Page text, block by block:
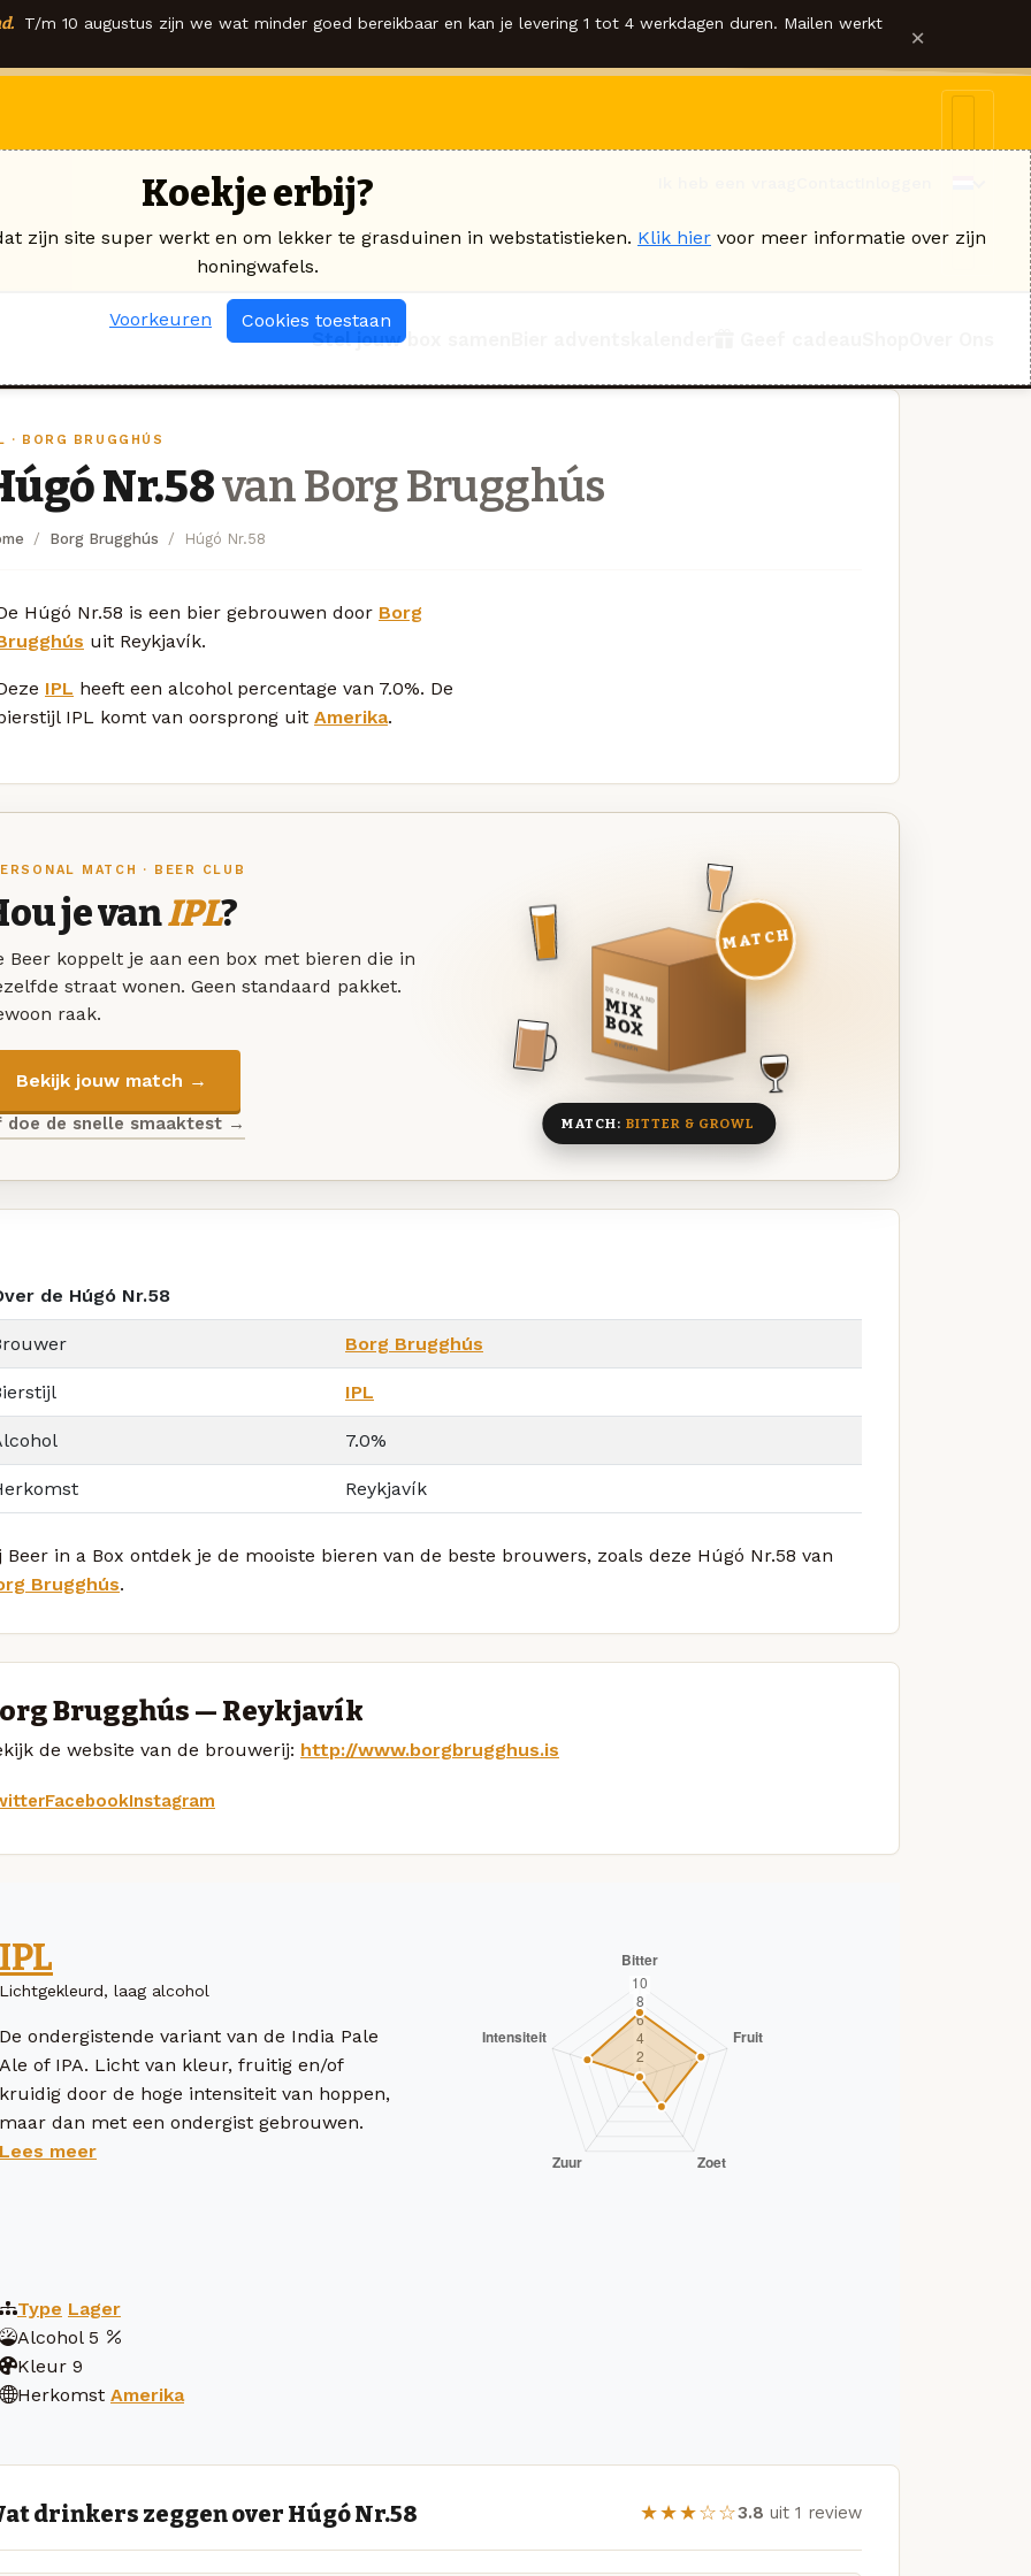
T/m 10 augustus zijn we wat minder goed bereikbaar en kan je levering 1 tot 4 werkdagen duren. Mailen werkt ×
Stel jouw box samen
· BORG BRUGGHÚS
Nr.58van Borg Brugghús
Borg Brugghús Húgó Nr.58
Húgó Nr.58 is een bier gebrouwen door Borg
uit Reykjavík.
IPL heeft een alcohol percentage van 7.0%. De
IPL komt van oorsprong uit Amerika.
MATCH · BEER CLUB
je vanIPL?
Beer koppelt je aan een box met bieren die in
straat wonen. Geen standaard pakket.
raak.
Bekijk jouw match →
doe de snelle smaaktest →
DEZE MAAND
MIX
BOX
8 BIEREN
MATCH
MATCH: BITTER & GROWL
de Húgó Nr.58
Borg Brugghús
IPL
7.0%
Reykjavík
Beer in a Box ontdek je de mooiste bieren van de beste brouwers, zoals deze Húgó Nr.58 van
Brugghús.
Brugghús — Reykjavík
de website van de brouwerij: http://www.borgbrugghus.is
FacebookInstagram
IPL
Lichtgekleurd, laag alcohol
De ondergistende variant van de India Pale
Ale of IPA. Licht van kleur, fruitig en/of
kruidig door de hoge intensiteit van hoppen,
maar dan met een ondergist gebrouwen.
Lees meer
Type Lager
Alcohol 5
Kleur 9
Herkomst Amerika
drinkers zeggen over Húgó Nr.58 ★★★☆☆3.8 uit 1 review
Koekje erbij?
zijn site super werkt en om lekker te grasduinen in webstatistieken. Klik hier voor meer informatie over zijn
honingwafels.
Voorkeuren Cookies toestaan